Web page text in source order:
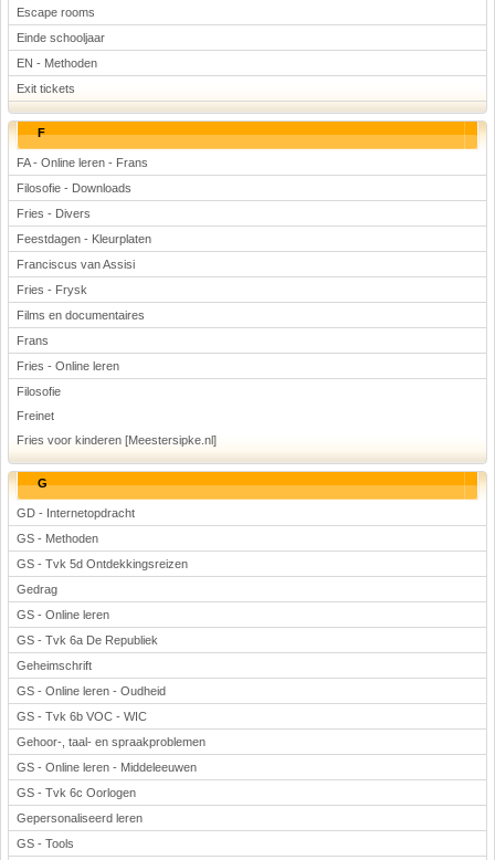
Escape rooms
Einde schooljaar
EN - Methoden
Exit tickets
F
FA - Online leren - Frans
Filosofie - Downloads
Fries - Divers
Feestdagen - Kleurplaten
Franciscus van Assisi
Fries - Frysk
Films en documentaires
Frans
Fries - Online leren
Filosofie
Freinet
Fries voor kinderen [Meestersipke.nl]
G
GD - Internetopdracht
GS - Methoden
GS - Tvk 5d Ontdekkingsreizen
Gedrag
GS - Online leren
GS - Tvk 6a De Republiek
Geheimschrift
GS - Online leren - Oudheid
GS - Tvk 6b VOC - WIC
Gehoor-, taal- en spraakproblemen
GS - Online leren - Middeleeuwen
GS - Tvk 6c Oorlogen
Gepersonaliseerd leren
GS - Tools